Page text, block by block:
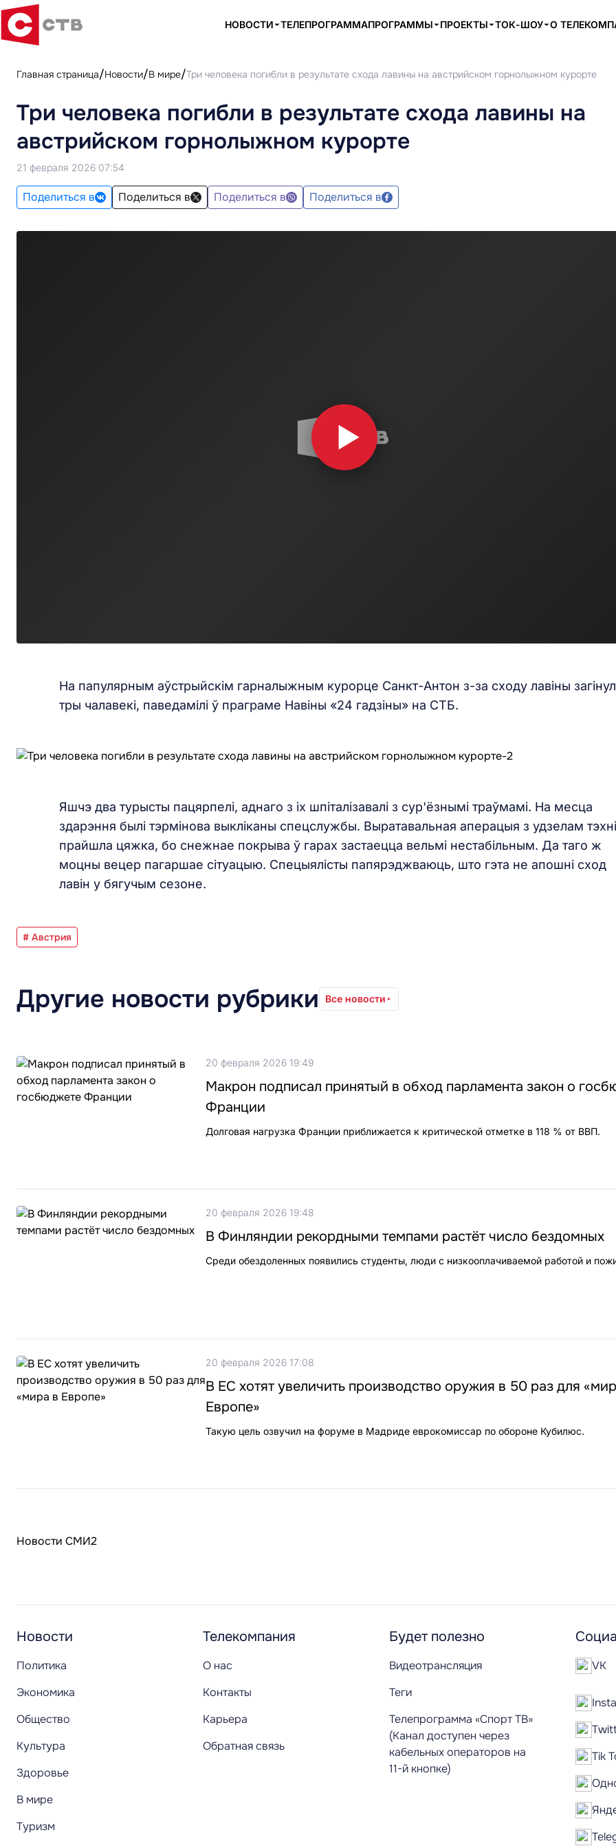
НОВОСТИ ТЕЛЕПРОГРАММАПРОГРАММЫ ПРОЕКТЫ ТОК-ШОУ О
Главная страница Новости В мире Три человека погибли в результате схода лавины на австрийском горнолыжном курорте
Три человека погибли в результате схода лавины на
австрийском горнолыжном курорте
21 февраля 2026 07:54
Поделиться в Поделиться в Поделиться в Поделиться в
На папулярным аўстрыйскім гарналыжным курорце Санкт-Антон з-за сходу лавіны
тры чалавекі, паведамілі ў праграме Навіны «24 гадзіны» на СТБ.
Яшчэ два турысты пацярпелі, аднаго з іх шпіталізавалі з сур'ёзнымі траўмамі. На месца
здарэння былі тэрмінова выкліканы спецслужбы. Выратавальная аперацыя з удзелам
прайшла цяжка, бо снежнае покрыва ў гарах застаецца вельмі нестабільным. Да таго ж
моцны вецер пагаршае сітуацыю. Спецыялісты папярэджваюць, што гэта не апошні сход
лавін у бягучым сезоне.
# Австрия
Другие новости рубрики Все новости
20 февраля 2026 19:49
Макрон подписал принятый в обход парламента закон о
Франции
Долговая нагрузка Франции приближается к критической отметке в 118 % от ВВП.
20 февраля 2026 19:48
В Финляндии рекордными темпами растёт число бездомных
Среди обездоленных появились студенты, люди с низкооплачиваемой работой и
20 февраля 2026 17:08
В ЕС хотят увеличить производство оружия в 50 раз для
Европе»
Такую цель озвучил на форуме в Мадриде еврокомиссар по обороне Кубилюс.
Новости СМИ2
Новости
Политика
Экономика
Общество
Культура
Здоровье
В мире
Туризм
Телекомпания
О нас
Контакты
Карьера
Обратная связь
Будет полезно
Видеотрансляция
Теги
Телепрограмма «Спорт ТВ»
(Канал доступен через
кабельных операторов на
11-й кнопке)
VK
Tik